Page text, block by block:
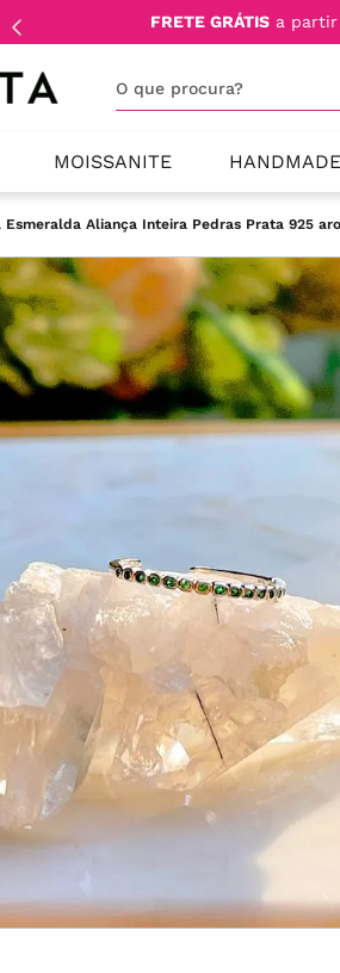
FRETE GRÁTIS a partir
MOISSANITE HANDMADE
Esmeralda Aliança Inteira Pedras Prata 925